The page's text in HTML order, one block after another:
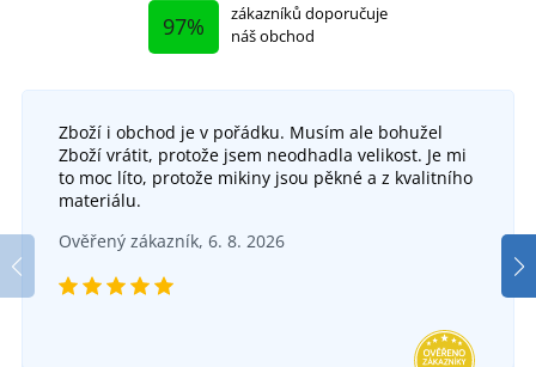
97%
zákazníků doporučuje
náš obchod
Zboží i obchod je v pořádku. Musím ale bohužel
Zboží vrátit, protože jsem neodhadla velikost. Je mi
to moc líto, protože mikiny jsou pěkné a z kvalitního
materiálu.
Ověřený zákazník, 6. 8. 2026